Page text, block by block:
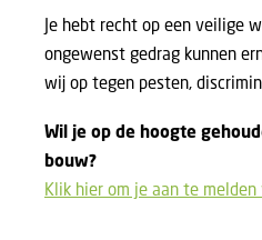
Je hebt recht op een veilige
ongewenst gedrag kunnen
wij op tegen pesten,
Wil je op de hoogte
bouw?
Klik hier om je aan te